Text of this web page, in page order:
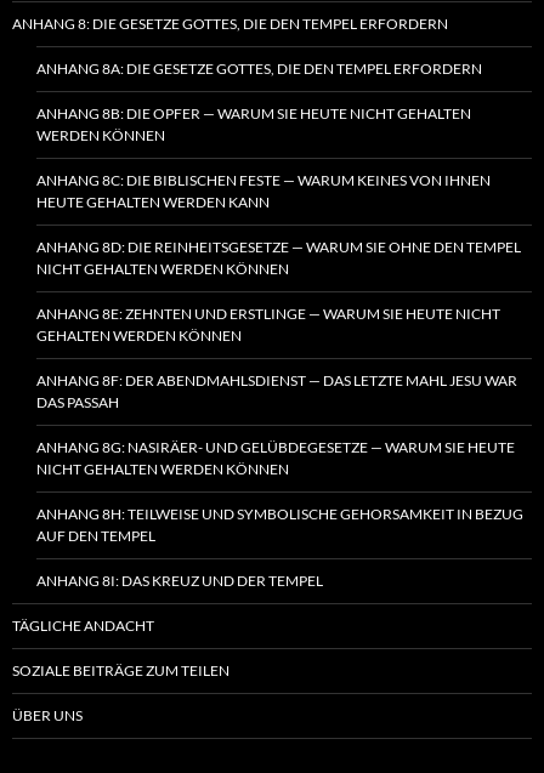
ANHANG 8: DIE GESETZE GOTTES, DIE DEN TEMPEL ERFORDERN
ANHANG 8A: DIE GESETZE GOTTES, DIE DEN TEMPEL ERFORDERN
ANHANG 8B: DIE OPFER — WARUM SIE HEUTE NICHT GEHALTEN
WERDEN KÖNNEN
ANHANG 8C: DIE BIBLISCHEN FESTE — WARUM KEINES VON IHNEN
HEUTE GEHALTEN WERDEN KANN
ANHANG 8D: DIE REINHEITSGESETZE — WARUM SIE OHNE DEN TEMPEL
NICHT GEHALTEN WERDEN KÖNNEN
ANHANG 8E: ZEHNTEN UND ERSTLINGE — WARUM SIE HEUTE NICHT
GEHALTEN WERDEN KÖNNEN
ANHANG 8F: DER ABENDMAHLSDIENST — DAS LETZTE MAHL JESU WAR
DAS PASSAH
ANHANG 8G: NASIRÄER- UND GELÜBDEGESETZE — WARUM SIE HEUTE
NICHT GEHALTEN WERDEN KÖNNEN
ANHANG 8H: TEILWEISE UND SYMBOLISCHE GEHORSAMKEIT IN BEZUG
AUF DEN TEMPEL
ANHANG 8I: DAS KREUZ UND DER TEMPEL
TÄGLICHE ANDACHT
SOZIALE BEITRÄGE ZUM TEILEN
ÜBER UNS